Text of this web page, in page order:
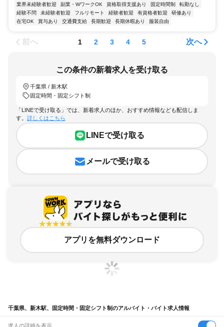
業界未経験者歓迎 副業・WワークOK 資格取得支援あり 固定時間制
転勤なし
経験不問
未経験者歓迎 フルリモート 経験者歓迎 有資格者歓迎
研修あり
在宅OK
賞与あり 交通費支給 長期歓迎 長期休暇あり 服装自由
前へ 1 2 3 4 5 次へ
この条件の新着求人を受け取る
千葉県 / 新木駅
固定時間・固定シフト制
「LINEで受け取る」では、新着求人のほか、おすすめ情報なども配信しま
す。 詳しくはこちら
LINEで受け取る
メールで受け取る
アプリを無料ダウンロード
千葉県、新木駅、固定時間・固定シフト制のアルバイト・バイト求人情報
求人の詳細を表示